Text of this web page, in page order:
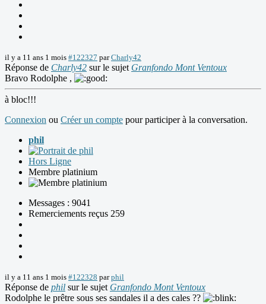
il y a 11 ans 1 mois #122327 parCharly42
Réponse de Charly42 sur le sujet Granfondo Mont Ventoux
Bravo Rodolphe ,
à bloc!!!
Connexion ou Créer un compte pour participer à la conversation.
phil
Hors Ligne
Membre platinium
Messages : 9041
Remerciements reçus 259
il y a 11 ans 1 mois #122328 parphil
Réponse de phil sur le sujet Granfondo Mont Ventoux
Rodolphe le prêtre sous ses sandales il a des cales ??